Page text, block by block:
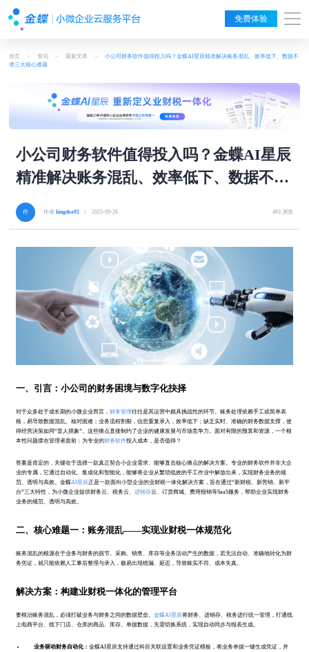
免费体验
首页 > 资讯 > 最新文章 >
小公司财务软件值得投入吗？金蝶AI星辰精准解决账务混乱、效率低下、数据不
准三大核心难题
小公司财务软件值得投入吗？金蝶AI星辰
精准解决账务混乱、效率低下、数据不准
三大核心难题
作者kingdee02 | 2025-09-26 493 浏览
一、引言：小公司的财务困境与数字化抉择
对于众多处于成长期的小微企业而言，财务管理往往是其运营中颇具挑战性的环节。账务处理依赖手工或简单表
格，易导致数据混乱、核对困难；业务流程割裂，信息重复录入，效率低下；缺乏实时、准确的财务数据支撑，使
得经营决策如同“盲人摸象”。这些痛点直接制约了企业的健康发展与市场竞争力。面对有限的预算和资源，一个根
本性问题摆在管理者面前：为专业的财务软件投入成本，是否值得？
答案是肯定的，关键在于选择一款真正契合小企业需求、能够直击核心痛点的解决方案。专业的财务软件并非大企
业的专属，它通过自动化、集成化和智能化，能够将企业从繁琐低效的手工作业中解放出来，实现财务业务的规
范、透明与高效。金蝶AI星辰正是一款面向小型企业的业财税一体化解决方案，旨在通过“新财税、新营销、新平
台”三大特性，为小微企业提供财务云、税务云、进销存云、订货商城、费用报销等SaaS服务，帮助企业实现财务
业务的规范、透明与高效。
二、核心难题一：账务混乱——实现业财税一体规范化
账务混乱的根源在于业务与财务的脱节。采购、销售、库存等业务活动产生的数据，若无法自动、准确地转化为财
务凭证，就只能依赖人工事后整理与录入，极易出现错漏、延迟，导致账实不符、成本失真。
解决方案：构建业财税一体化的管理平台
要根治账务混乱，必须打破业务与财务之间的数据壁垒。金蝶AI星辰将财务、进销存、税务进行统一管理，打通线
上电商平台、线下门店、仓库的商品、库存、单据数据，无需切换系统，实现自动同步与报表生成。
业务驱动财务自动化： 金蝶AI星辰支持通过科目关联设置和业务凭证模板，将业务单据一键生成凭证，并